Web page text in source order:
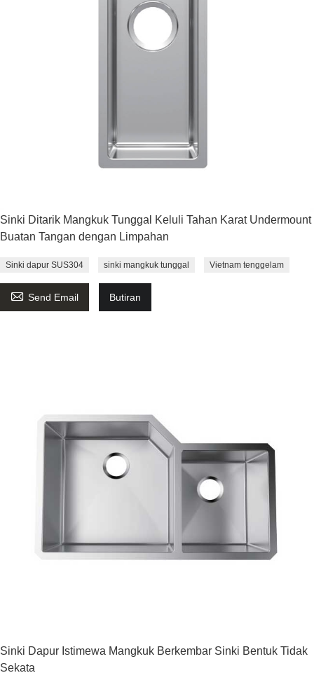
Sinki Ditarik Mangkuk Tunggal Keluli Tahan Karat Undermount
Buatan Tangan dengan Limpahan
Sinki dapur SUS304 sinki mangkuk tunggal Vietnam tenggelam
 Send Email Butiran
Sinki Dapur Istimewa Mangkuk Berkembar Sinki Bentuk Tidak
Sekata